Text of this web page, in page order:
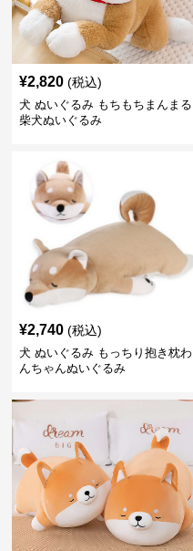
¥2,820 (税込)
犬 ぬいぐるみ もちもちまんまる
柴犬ぬいぐるみ
¥2,740 (税込)
犬 ぬいぐるみ もっちり抱き枕わ
んちゃんぬいぐるみ